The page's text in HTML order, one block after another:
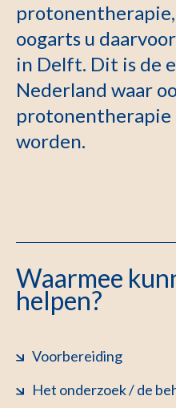
oogarts u
in Delft. Dit is de
Nederland waar
protonentherapie
worden.
Waarmee
helpen?
Voorbereiding
Het onderzoek / de